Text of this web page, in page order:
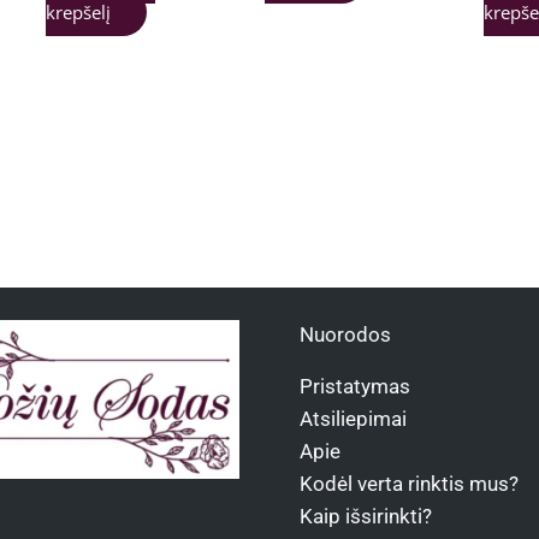
krepšelį
Nuorodos
Pristatymas
Atsiliepimai
Apie
Kodėl verta rinktis mus?
Kaip išsirinkti?